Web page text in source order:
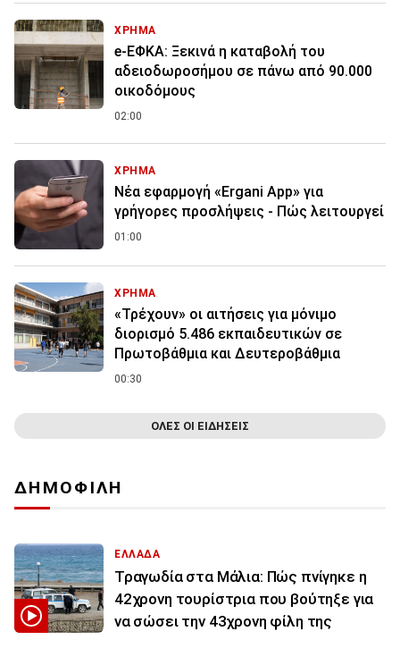
ΧΡΗΜΑ
e-ΕΦΚΑ: Ξεκινά η καταβολή του
αδειοδωροσήμου σε πάνω από 90.000
οικοδόμους
02:00
ΧΡΗΜΑ
Νέα εφαρμογή «Ergani App» για
γρήγορες προσλήψεις - Πώς λειτουργεί
01:00
ΧΡΗΜΑ
«Τρέχουν» οι αιτήσεις για μόνιμο
διορισμό 5.486 εκπαιδευτικών σε
Πρωτοβάθμια και Δευτεροβάθμια
00:30
ΟΛΕΣ ΟΙ ΕΙΔΗΣΕΙΣ
ΔΗΜΟΦΙΛΗ
ΕΛΛΑΔΑ
Τραγωδία στα Μάλια: Πώς πνίγηκε η
42χρονη τουρίστρια που βούτηξε για
να σώσει την 43χρονη φίλη της